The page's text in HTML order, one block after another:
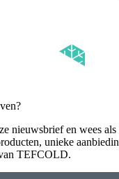
nieuwsbrief en wees als
unieke
TEFCOLD.